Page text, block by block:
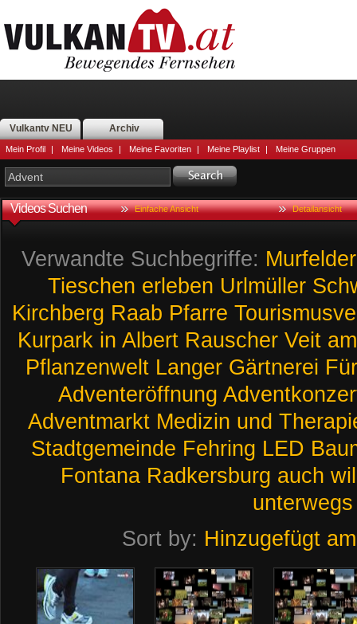
Vulkantv NEU Archiv
Mein Profil | Meine Videos | Meine Favoriten | Meine Playlist | Meine Gruppen
Videos Suchen Einfache Ansicht Detailansicht
Verwandte Suchbegriffe: Murfelder
Tieschen erleben Urlmüller
Kirchberg Raab Pfarre
Kurpark in Albert Rauscher Veit am
Pflanzenwelt Langer Gärtnerei
Adventeröffnung
Adventmarkt Medizin und
Stadtgemeinde Fehring LED
Fontana Radkersburg auch
unterwegs
Sort by: Hinzugefügt am